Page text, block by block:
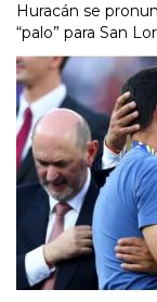
Huracán se
“palo” para San